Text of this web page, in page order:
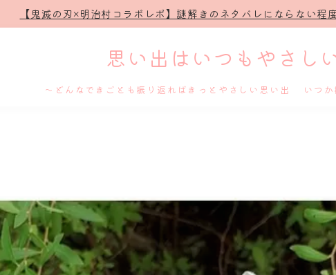
【鬼滅の刃×明治村コラボレポ】謎解きのネタバレにならない
思い出はいつもやさし
～どんなできごとも振り返ればきっとやさしい思い出 いつか
謎解き
ホテル滞在記